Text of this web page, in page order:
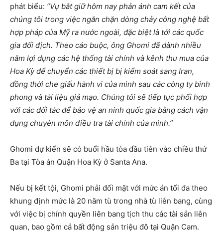
phát biểu: “Vụ bắt giữ hôm nay phản ánh cam kết của
chúng tôi trong việc ngăn chặn dòng chảy công nghệ bất
hợp pháp của Mỹ ra nước ngoài, đặc biệt là tới các quốc
gia đối địch. Theo cáo buộc, ông Ghomi đã dành nhiều
năm lợi dụng các hệ thống tài chính và kênh thu mua của
Hoa Kỳ để chuyển các thiết bị bị kiểm soát sang Iran,
đồng thời che giấu hành vi của mình sau các công ty bình
phong và tài liệu giả mạo. Chúng tôi sẽ tiếp tục phối hợp
với các đối tác để bảo vệ an ninh quốc gia bằng cách vận
dụng chuyên môn điều tra tài chính của mình.”
Ghomi dự kiến sẽ có buổi hầu tòa đầu tiên vào chiều thứ
Ba tại Tòa án Quận Hoa Kỳ ở Santa Ana.
Nếu bị kết tội, Ghomi phải đối mặt với mức án tối đa theo
khung định mức là 20 năm tù trong nhà tù liên bang, cùng
với việc bị chính quyền liên bang tịch thu các tài sản liên
quan, bao gồm cả bất động sản triệu đô tại Quận Cam.